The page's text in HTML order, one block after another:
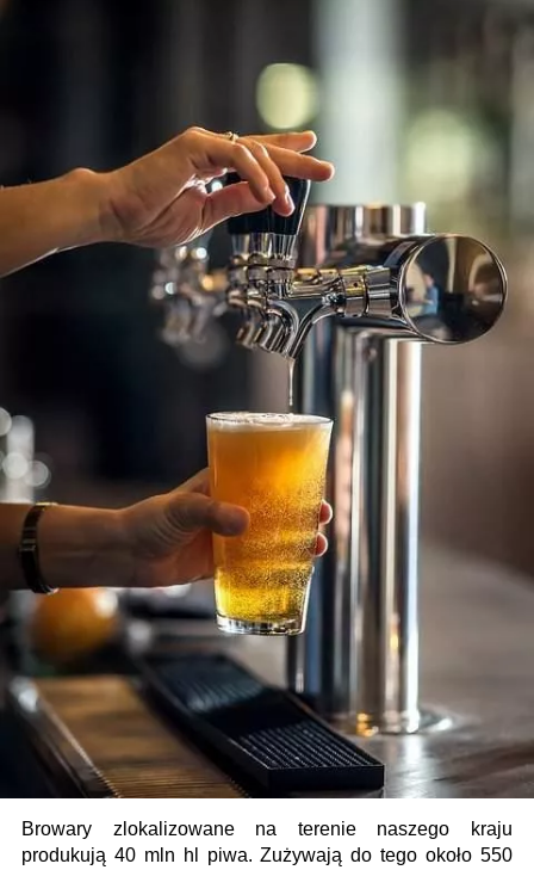
Browary zlokalizowane na terenie naszego kraju
produkują 40 mln hl piwa. Zużywają do tego około 550